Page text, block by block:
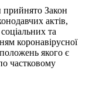
Закон
актів,
та
коронавірусної
якого є
частковому